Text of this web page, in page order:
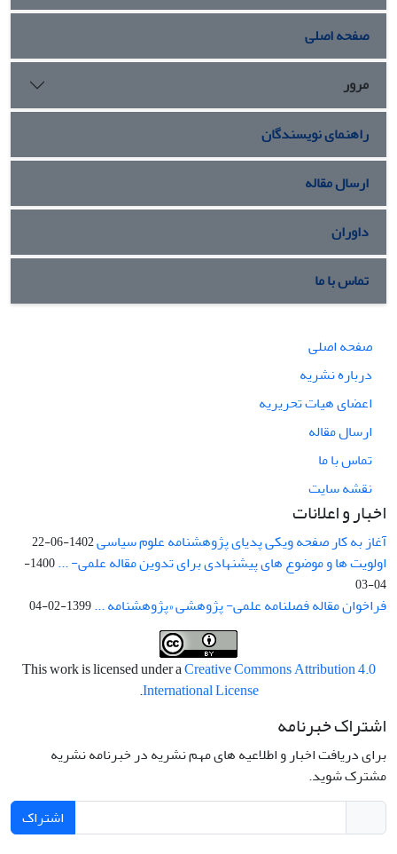
صفحه اصلی
مرور
راهنمای نویسندگان
ارسال مقاله
داوران
تماس با ما
صفحه اصلی
درباره نشریه
اعضای هیات تحریریه
ارسال مقاله
تماس با ما
نقشه سایت
اخبار و اعلانات
آغاز به کار صفحه ویکی پدیای پژوهشنامه علوم سیاسی1402-06-22
اولویت ها و موضوع های پیشنهادی برای تدوین مقاله علمی- ...
1400-
04-03
فراخوان مقاله فصلنامه علمی- پژوهشی «پژوهشنامه ...1399-02-04
This work is licensed under aCreative Commons Attribution 4.0
International License
.
اشتراک خبرنامه
برای دریافت اخبار و اطلاعیه های مهم نشریه در خبرنامه نشریه
مشترک شوید.
اشتراک